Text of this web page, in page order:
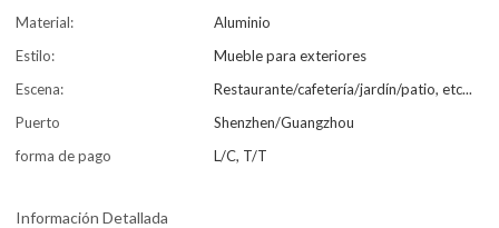
Material:
Aluminio
Estilo:
Mueble para exteriores
Escena:
Restaurante/cafetería/jardín/patio, etc...
Puerto
Shenzhen/Guangzhou
forma de pago
L/C, T/T
Información Detallada